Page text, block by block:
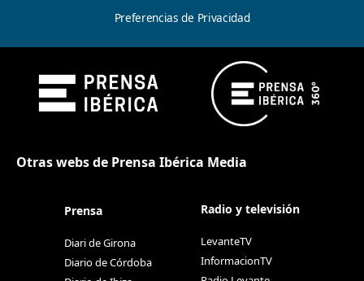
Preferencias de Privacidad
Otras webs de Prensa Ibérica Media
Prensa
Diari de Girona
Diario de Córdoba
Radio y televisión
LevanteTV
InformacionTV